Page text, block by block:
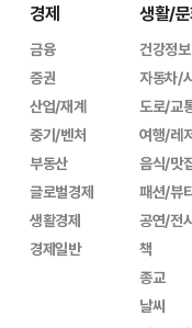
경제
금융
증권
산업/재계
중기/벤처
부동산
글로벌경제
생활경제
경제일반
생활/
건강정보
자동차/
도로/교
여행/레
음식/맛
패션/뷰
공연/전
책
종교
날씨